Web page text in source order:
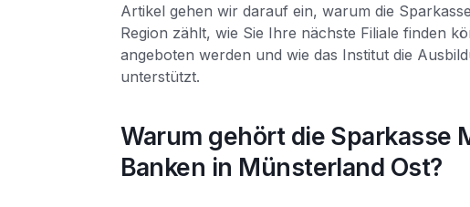
Artikel gehen wir darauf ein, warum die Sparkasse
Region zählt, wie Sie Ihre nächste Filiale finden
angeboten werden und wie das Institut die
unterstützt.
Warum gehört die Sparkasse
Banken in Münsterland Ost?